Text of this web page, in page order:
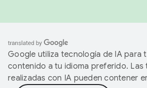
Google utiliza tecnología de IA para
contenido a tu idioma preferido. Las
realizadas con IA pueden contener